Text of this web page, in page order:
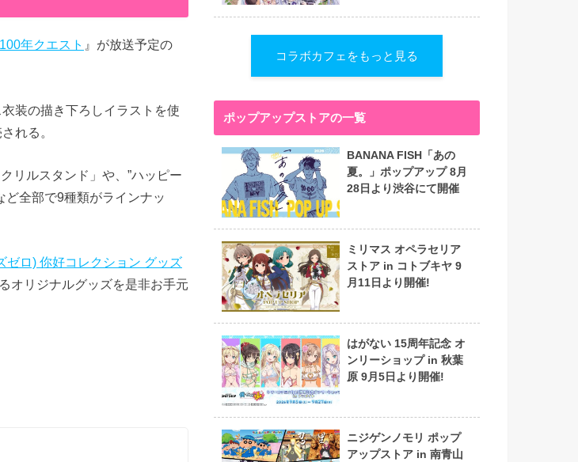
年クエスト 』が放送予定の
装の描き下ろしイラストを使
れる。
リルスタンド」や、”ハッピー
ど全部で9種類がラインナッ
ゼロ) 你好コレクション グッズ
オリジナルグッズを是非お手元
コラボカフェをもっと見る
ポップアップストアの一覧
BANANA FISH「あの
夏。」ポップアップ 8月
28日より渋谷にて開催
ミリマス オペラセリア
ストア in コトブキヤ 9
月11日より開催!
はがない 15周年記念 オ
ンリーショップ in 秋葉
原 9月5日より開催!
ニジゲンノモリ ポップ
アップストア in 南青山